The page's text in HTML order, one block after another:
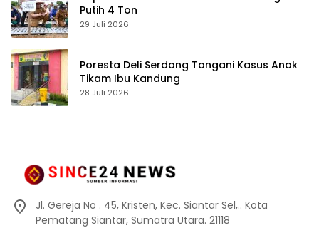
Putih 4 Ton
29 Juli 2026
Poresta Deli Serdang Tangani Kasus Anak
Tikam Ibu Kandung
28 Juli 2026
Jl. Gereja No . 45, Kristen, Kec. Siantar Sel,.. Kota
Pematang Siantar, Sumatra Utara. 21118